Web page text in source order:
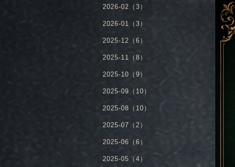
2026-02（3）
2026-01（3）
2025-12（6）
2025-11（8）
2025-10（9）
2025-09（10）
2025-08（10）
2025-07（2）
2025-06（6）
2025-05（4）